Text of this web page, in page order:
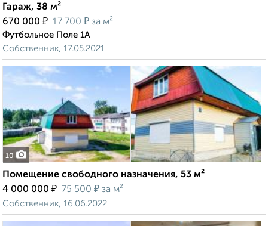
Гараж, 38 м²
670 000 ₽ 17 700 ₽ за м²
Футбольное Поле 1А
Собственник, 17.05.2021
10
Помещение свободного назначения, 53 м²
4 000 000 ₽ 75 500 ₽ за м²
Собственник, 16.06.2022